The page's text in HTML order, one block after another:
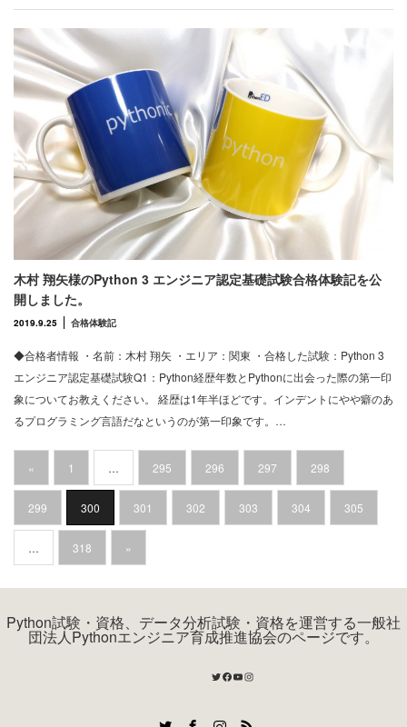
木村 翔矢様のPython 3 エンジニア認定基礎試験合格体験記を公
開しました。
2019.9.25 合格体験記
◆合格者情報 ・名前：木村 翔矢 ・エリア：関東 ・合格した試験：Python 3
エンジニア認定基礎試験Q1：Python経歴年数とPythonに出会った際の第一印
象についてお教えください。 経歴は1年半ほどです。インデントにやや癖のあ
るプログラミング言語だなというのが第一印象です。…
« 1 … 295 296 297 298
299 300 301 302 303 304 305
… 318 »
Python試験・資格、データ分析試験・資格を運営する一般社
団法人Pythonエンジニア育成推進協会のページです。
Twitter
Facebook
YouTube
Instagram
RSS